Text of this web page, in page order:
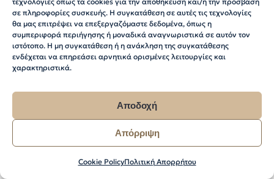
σε πληροφορίες συσκευής. Η συγκατάθεση σε αυτές τις τεχνολογίες
θα μας επιτρέψει να επεξεργαζόμαστε δεδομένα, όπως η
συμπεριφορά περιήγησης ή μοναδικά αναγνωριστικά σε αυτόν τον
ιστότοπο. Η μη συγκατάθεση ή η ανάκληση της συγκατάθεσης
ενδέχεται να επηρεάσει αρνητικά ορισμένες λειτουργίες και
χαρακτηριστικά.
Αποδοχή
Απόρριψη
Cookie PolicyΠολιτική Απορρήτου
Ακαδημίας Αθηνών και είναι συμπαραγωγή του
Φεστιβάλ Αθηνών Επιδαύρου